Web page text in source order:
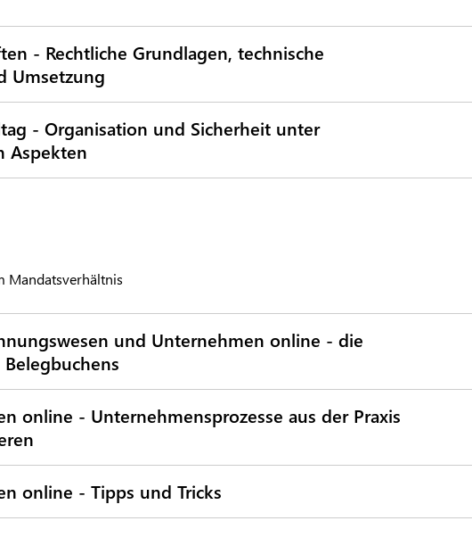
- Rechtliche Grundlagen, technische
Umsetzung
- Organisation und Sicherheit unter
Aspekten
Mandatsverhältnis
und Unternehmen online - die
online - Unternehmensprozesse aus der Praxis
online - Tipps und Tricks